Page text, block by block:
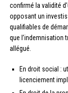
confirmé la validité
opposant un
qualifiables de
que l’indemnisation
allégué.
En droit social :
licenciement